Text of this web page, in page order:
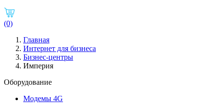
(0)
Главная
Интернет для бизнеса
Бизнес-центры
Империя
Оборудование
Модемы 4G